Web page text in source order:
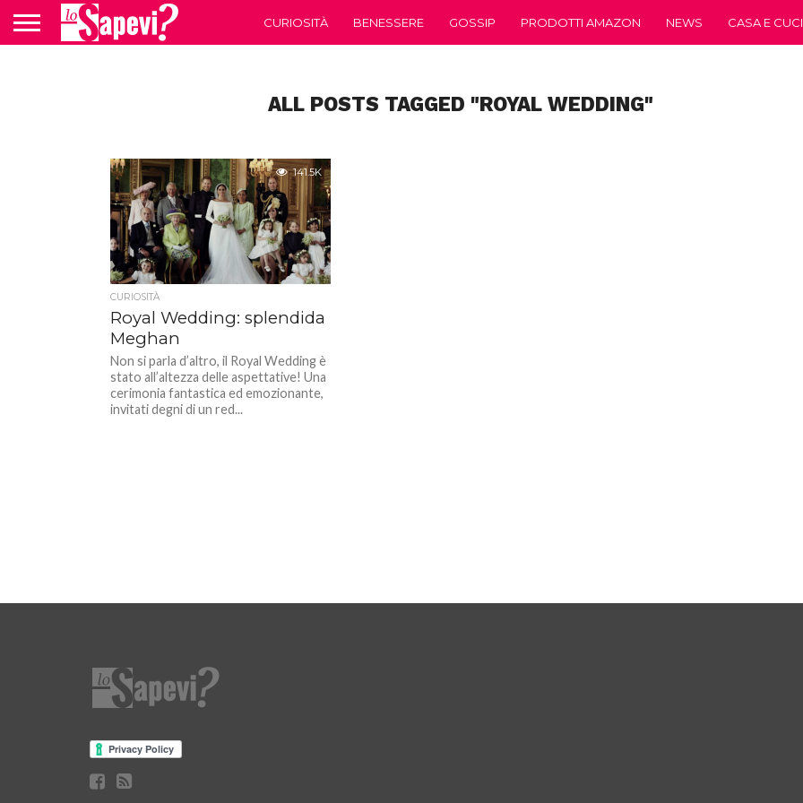
CURIOSITÀ BENESSERE GOSSIP PRODOTTI AMAZON NEWS CASA E
ALL POSTS TAGGED "ROYAL WEDDING"
141.5K
CURIOSITÀ
Royal Wedding: splendida
Meghan
Non si parla d’altro, il Royal Wedding è
stato all’altezza delle aspettative! Una
cerimonia fantastica ed emozionante,
invitati degni di un red...